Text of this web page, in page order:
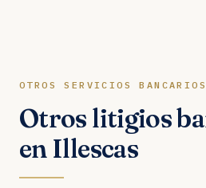
OTROS SERVICIOS BANCARIOS
Otros litigios
en Illescas